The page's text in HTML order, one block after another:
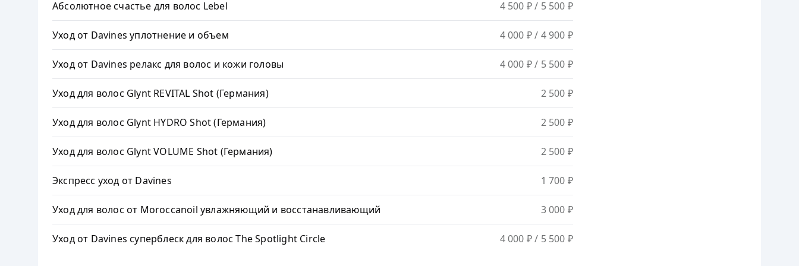
Абсолютное счастье для волос Lebel 4 500 ₽/ 5 500 ₽
Уход от Davines уплотнение и объем 4 000 ₽/ 4 900 ₽
Уход от Davines релакс для волос и кожи головы 4 000 ₽/ 5 500 ₽
Уход для волос Glynt REVITAL Shot (Германия) 2 500 ₽
Уход для волос Glynt HYDRO Shot (Германия) 2 500 ₽
Уход для волос Glynt VOLUME Shot (Германия) 2 500 ₽
Экспресс уход от Davines 1 700 ₽
Уход для волос от Moroccаnoil увлажняющий и восстанавливающий 3 000 ₽
Уход от Davines суперблеск для волос The Spotlight Circle 4 000 ₽/ 5 500 ₽